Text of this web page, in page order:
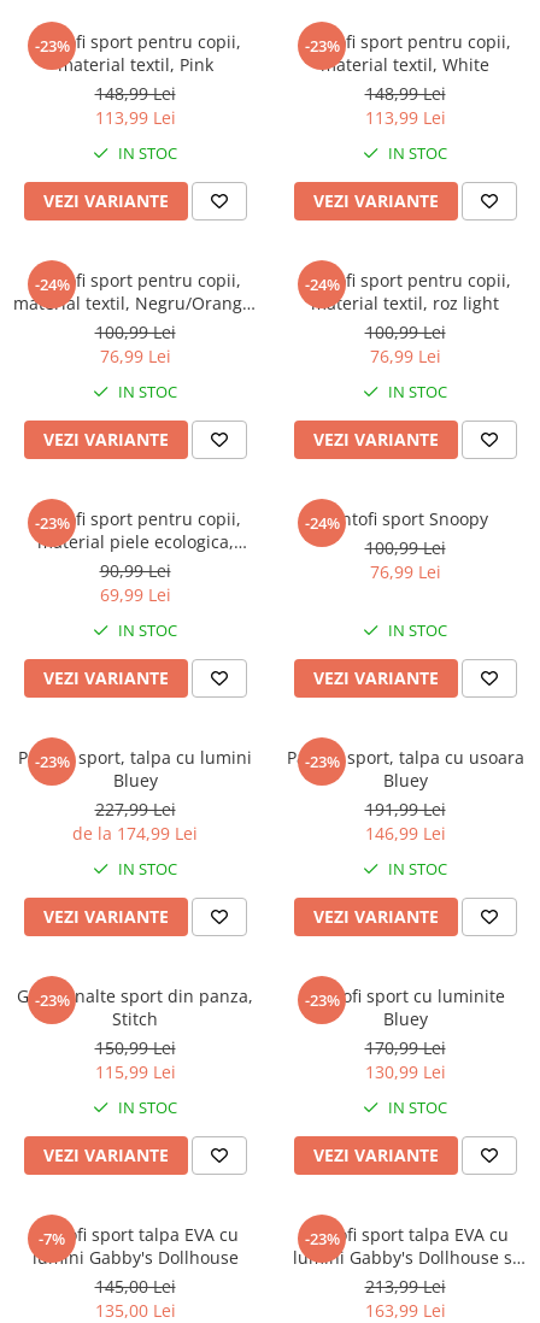
-23%
Pantofi sport pentru copii,
material textil, Pink
148,99 Lei
113,99 Lei
IN STOC
VEZI VARIANTE
-23%
Pantofi sport pentru copii,
material textil, White
148,99 Lei
113,99 Lei
IN STOC
VEZI VARIANTE
-24%
Pantofi sport pentru copii,
material textil, Negru/Orange,
inchidere cu arici si sireturi
elastice
100,99 Lei
76,99 Lei
IN STOC
VEZI VARIANTE
-24%
Pantofi sport pentru copii,
material textil, roz light
100,99 Lei
76,99 Lei
IN STOC
VEZI VARIANTE
-23%
Pantofi sport pentru copii,
material piele ecologica,
multicolor, Fashion
90,99 Lei
69,99 Lei
IN STOC
VEZI VARIANTE
-24%Pantofi sport Snoopy
100,99 Lei
76,99 Lei
IN STOC
VEZI VARIANTE
-23%
Pantofi sport, talpa cu lumini
Bluey
227,99 Lei
de la 174,99 Lei
IN STOC
VEZI VARIANTE
-23%
Pantofi sport, talpa cu usoara
Bluey
191,99 Lei
146,99 Lei
IN STOC
VEZI VARIANTE
-23%
Ghete inalte sport din panza,
Stitch
150,99 Lei
115,99 Lei
IN STOC
VEZI VARIANTE
-23%
Pantofi sport cu luminite
Bluey
170,99 Lei
130,99 Lei
IN STOC
VEZI VARIANTE
-7%
Pantofi sport talpa EVA cu
lumini Gabby's Dollhouse
145,00 Lei
135,00 Lei
-23%
Pantofi sport talpa EVA cu
lumini Gabby's Dollhouse si
Pandy Paws
213,99 Lei
163,99 Lei